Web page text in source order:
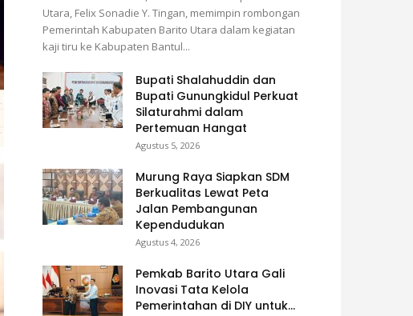
Utara, Felix Sonadie Y. Tingan, memimpin rombongan
Pemerintah Kabupaten Barito Utara dalam kegiatan
kaji tiru ke Kabupaten Bantul...
Bupati Shalahuddin dan
Bupati Gunungkidul Perkuat
Silaturahmi dalam
Pertemuan Hangat
Agustus 5, 2026
Murung Raya Siapkan SDM
Berkualitas Lewat Peta
Jalan Pembangunan
Kependudukan
Agustus 4, 2026
Pemkab Barito Utara Gali
Inovasi Tata Kelola
Pemerintahan di DIY untuk...